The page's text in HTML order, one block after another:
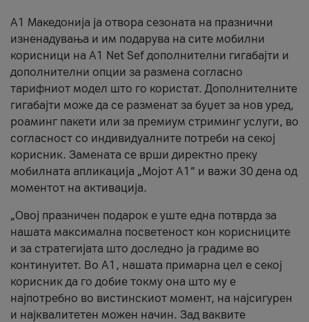
А1 Македонија ја отвора сезоната на празнични
изненадувања и им подарува на сите мобилни
корисници на A1 Net Sef дополнителни гигабајти и
дополнителни опции за размена согласно
тарифниот модел што го користат. Дополнителните
гигабајти може да се разменат за буџет за нов уред,
роаминг пакети или за премиум стриминг услуги, во
согласност со индивидуалните потреби на секој
корисник. Замената се врши директно преку
мобилната апликација „Мојот А1“ и важи 30 дена од
моментот на активација.
„Овој празничен подарок е уште една потврда за
нашата максимална посветеност кон корисниците
и за стратегијата што доследно ја градиме во
континуитет. Во А1, нашата примарна цел е секој
корисник да го добие токму она што му е
најпотребно во вистинскиот момент, на најсигурен
и најквалитетен можен начин. Зад ваквите